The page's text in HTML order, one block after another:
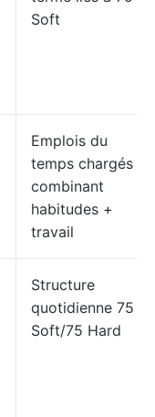
Soft
Emplois du
temps chargés
combinant
habitudes +
travail
Structure
quotidienne 75
Soft/75 Hard